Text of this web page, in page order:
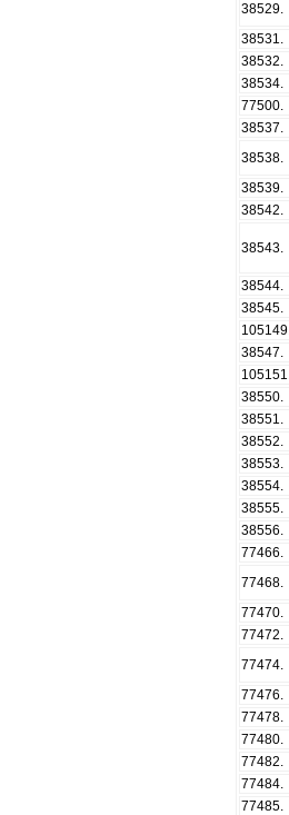
38529
38531
38532
38534
77500
38537
38538
38539
38542
38543
38544
38545
105149
38547
105151
38550
38551
38552
38553
38554
38555
38556
77466
77468
77470
77472
77474
77476
77478
77480
77482
77484
77485